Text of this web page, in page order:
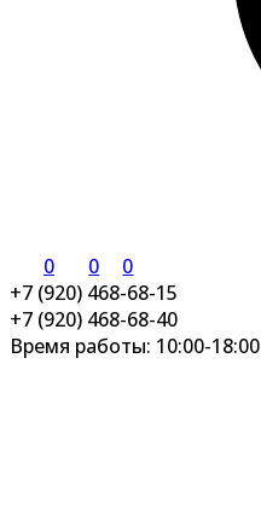
0 0
0
+7 (920) 468-68-15
+7 (920) 468-68-40
Время работы: 10:00-18:00